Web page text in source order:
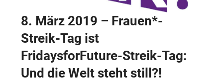
8. März 2019 – Frauen*-
Streik-Tag ist
FridaysforFuture-Streik-Tag:
Und die Welt steht still?!